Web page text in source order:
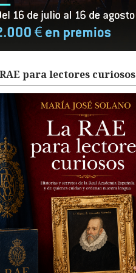
para lectores curiosos